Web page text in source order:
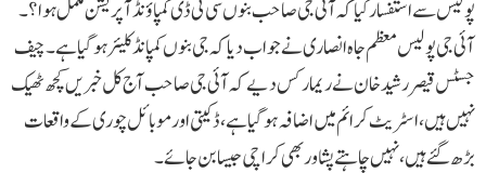
پولیس سے استفسار کیا کہ آئی جی صاحب بنوں سی ٹی ڈی کمپاؤنڈ آپریشن مکمل ہوا؟۔
آئی جی پولیس معظم جاہ انصاری نے جواب دیا کہ جی بنوں کمپانڈ کلیئر ہوگیا ہے۔چیف
جسٹس قیصر رشید خان نے ریمارکس دیے کہ آئی جی صاحب آج کل خبریں کچھ ٹھیک
نہیں ہیں، اسٹریٹ کرائم میں اضافہ ہوگیا ہے، ڈکیتی اور موبائل چوری کے واقعات
بڑھ گئے ہیں، نہیں چاہتے پشاور بھی کراچی جیسا بن جائے۔